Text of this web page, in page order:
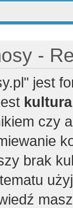
-
jest
czy
brak